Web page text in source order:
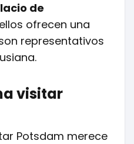
de
ofrecen una
representativos
visitar
Potsdam merece